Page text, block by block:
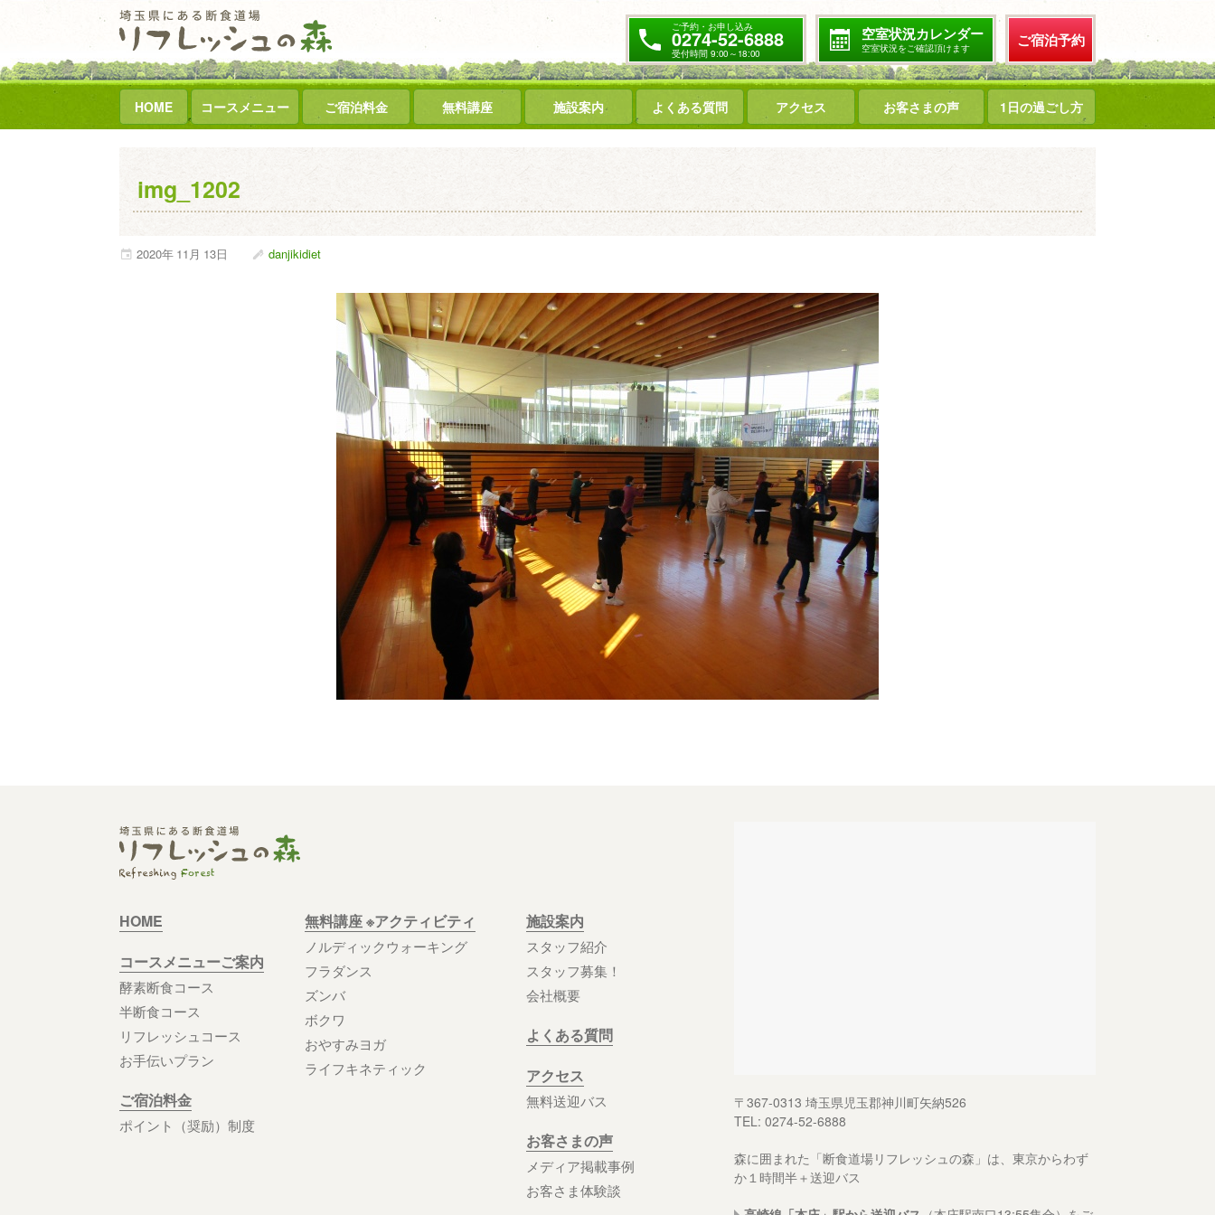
ご予約・お申し込み
0274-52-6888
受付時間 9:00～18:00
空室状況カレンダー
空室状況をご確認頂けます ご宿泊予約
HOME コースメニュー ご宿泊料金 無料講座 施設案内 よくある質問 アクセス お客さまの声 1日の過ごし方
img_1202
2020年 11月 13日 danjikidiet
HOME
コースメニューご案内
酵素断食コース
半断食コース
リフレッシュコース
お手伝いプラン
ご宿泊料金
ポイント（奨励）制度
無料講座 ※アクティビティ
ノルディックウォーキング
フラダンス
ズンバ
ボクワ
おやすみヨガ
ライフキネティック
施設案内
スタッフ紹介
スタッフ募集！
会社概要
よくある質問
アクセス
無料送迎バス
お客さまの声
メディア掲載事例
お客さま体験談
〒367-0313 埼玉県児玉郡神川町矢納526
TEL: 0274-52-6888
森に囲まれた「断食道場リフレッシュの森」は、東京からわず
か１時間半＋送迎バス